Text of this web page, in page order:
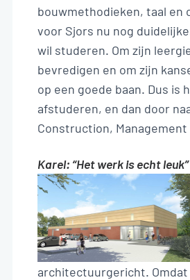
bouwmethodieken, taal en
voor Sjors nu nog
wil studeren. Om zijn
bevredigen en om zijn
op een goede baan. Dus is
afstuderen, en dan door
Construction,
Karel: “Het werk is echt leuk”
architectuurgericht. Omdat